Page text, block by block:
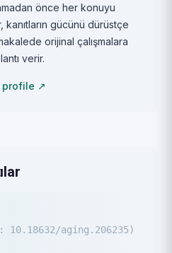
önce her konuyu
kanıtların gücünü dürüstçe
orijinal çalışmalara
verir.
profile ↗
10.18632/aging.206235)